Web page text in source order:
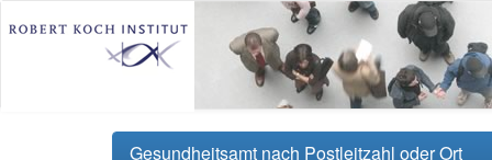
Gesundheitsamt nach Postleitzahl oder Ort